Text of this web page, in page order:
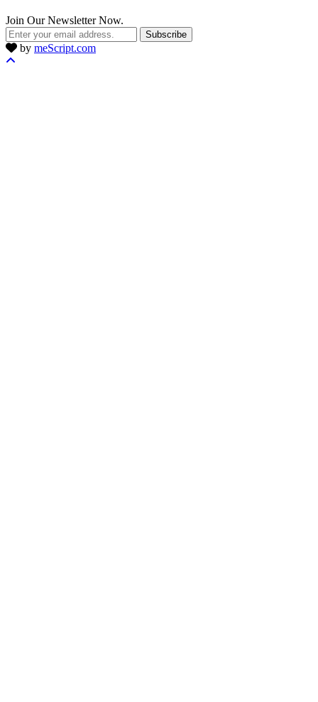
Join Our Newsletter Now.
Subscribe
by meScript.com